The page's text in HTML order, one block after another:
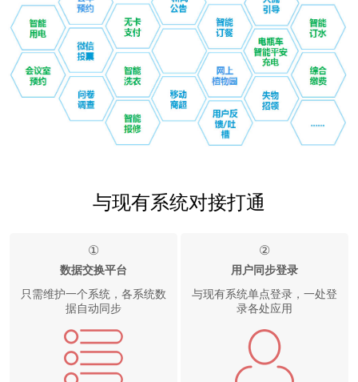
与现有系统对接打通
①
数据交换平台
只需维护一个系统，各系统数
据自动同步
②
用户同步登录
与现有系统单点登录，一处登
录各处应用